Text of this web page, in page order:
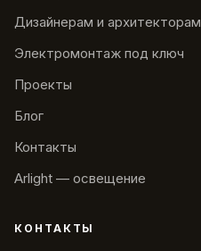
Дизайнерам и архитекторам
Электромонтаж под ключ
Проекты
Блог
Контакты
Arlight — освещение
КОНТАКТЫ